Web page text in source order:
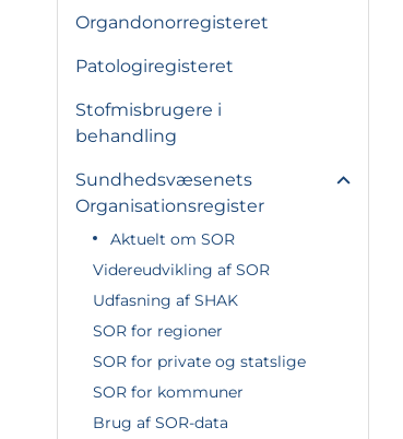
Organdonorregisteret
Patologiregisteret
Stofmisbrugere i
behandling
Sundhedsvæsenets
Organisationsregister
Aktuelt om SOR
Videreudvikling af SOR
Udfasning af SHAK
SOR for regioner
SOR for private og statslige
SOR for kommuner
Brug af SOR-data